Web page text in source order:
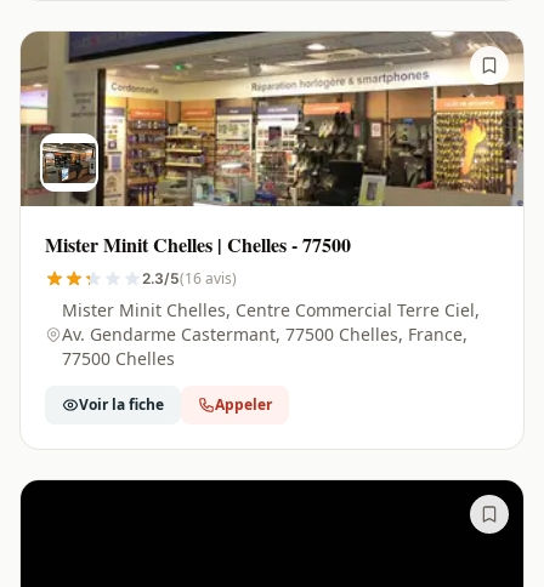
Mister Minit Chelles | Chelles - 77500
2.3/5(16 avis)
Mister Minit Chelles, Centre Commercial Terre Ciel,
Av. Gendarme Castermant, 77500 Chelles, France,
77500 Chelles
Voir la fiche Appeler